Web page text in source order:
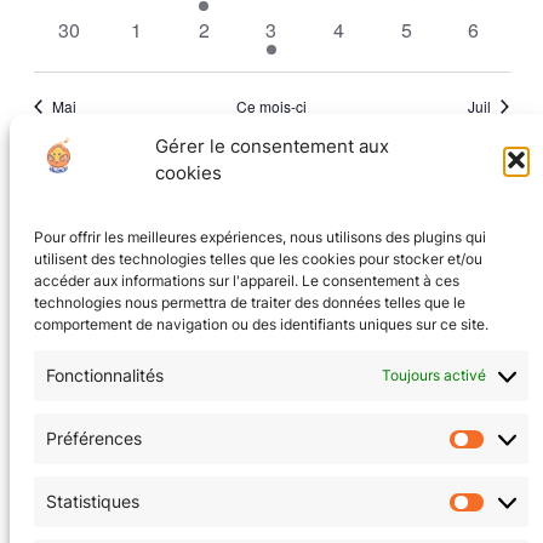
Gérer le consentement aux
cookies
Pour offrir les meilleures expériences, nous utilisons des plugins qui
utilisent des technologies telles que les cookies pour stocker et/ou
accéder aux informations sur l'appareil. Le consentement à ces
technologies nous permettra de traiter des données telles que le
comportement de navigation ou des identifiants uniques sur ce site.
Fonctionnalités Toujours activé
Préférences
Statistiques
évènementsévènement
0
30
0
1
0
évènements
2
1
évènement
3
0
4
0
5
0
6
Mai Ce mois-ci Juil
S’abonner au calendrier